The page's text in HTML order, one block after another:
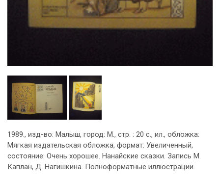
1989., изд-во: Малыш, город: М., стр. : 20 с., ил., обложка:
Мягкая издательская обложка, формат: Увеличенный,
состояние: Очень хорошее. Нанайские сказки. Запись М.
Каплан, Д. Нагишкина. Полноформатные иллюстрации.